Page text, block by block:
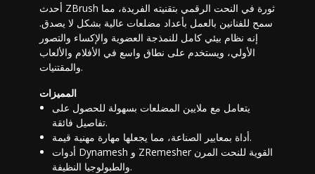
أحدث ZBrush ثورة في النحت الرقمي بتقنيته الفريدة، مما
سمح للفنانين بالعمل بأعداد مضلعات عالية بشكل لا يصدق.
إنه نظام بيئي كامل للنمذجة العضوية والإكساء والتصور
الأولي، ويستخدم على نطاق واسع في الأفلام والألعاب
والمقتنيات.
المميزات
يتعامل مع ملايين المضلعات بسهولة للحصول على
تفاصيل فائقة.
أداة بمعايير الصناعة، مما يجعلها مهارة مهنية قيمة.
أدوات Dynamesh و ZRemesher القوية للنحت المرن
والطبولوجيا النظيفة.